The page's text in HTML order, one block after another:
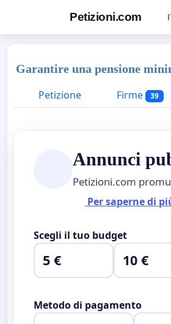
Petizioni.com
Garantire una pensione
Petizione
Firme 39
Annunci
Petizioni.com
Per saperne di
Scegli il tuo budget
5 € 10 €
Metodo di pagamento